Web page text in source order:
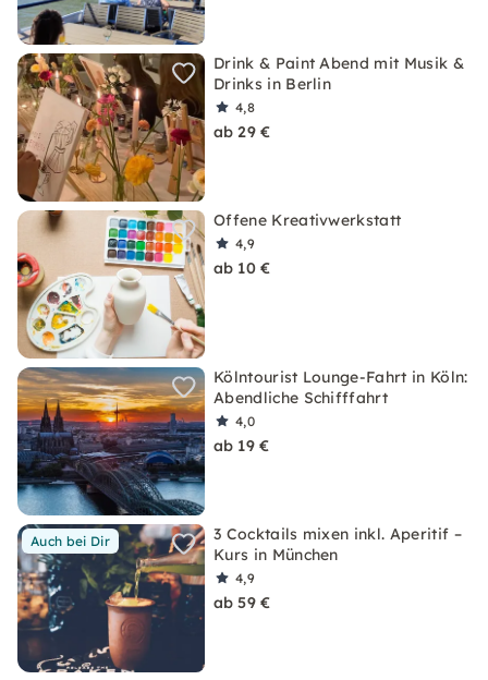
Drink & Paint Abend mit Musik &
Drinks in Berlin
4,8
ab 29 €
Offene Kreativwerkstatt
4,9
ab 10 €
Kölntourist Lounge-Fahrt in Köln:
Abendliche Schifffahrt
4,0
ab 19 €
Auch bei Dir
3 Cocktails mixen inkl. Aperitif –
Kurs in München
4,9
ab 59 €